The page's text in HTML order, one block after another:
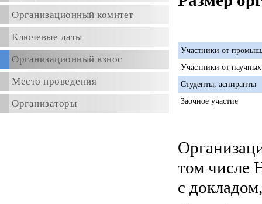
Организационный комитет
Ключевые даты
Организационный взнос
Место проведения
Организаторы
Участники от
Участники от
Студенты, аспиранты
Заочное участие
том числе
с